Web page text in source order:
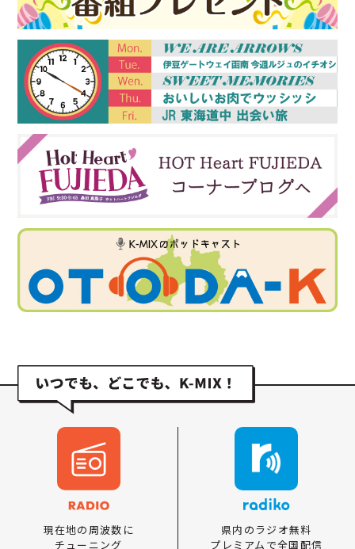
現在地の周波数に
チューニング
県内のラジオ無料
プレミアムで全国配信